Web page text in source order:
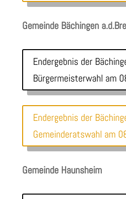
Gemeinde Bächingen
Endergebnis der
Bürgermeisterwahl am
Endergebnis der
Gemeinderatswahl am
Gemeinde Haunsheim